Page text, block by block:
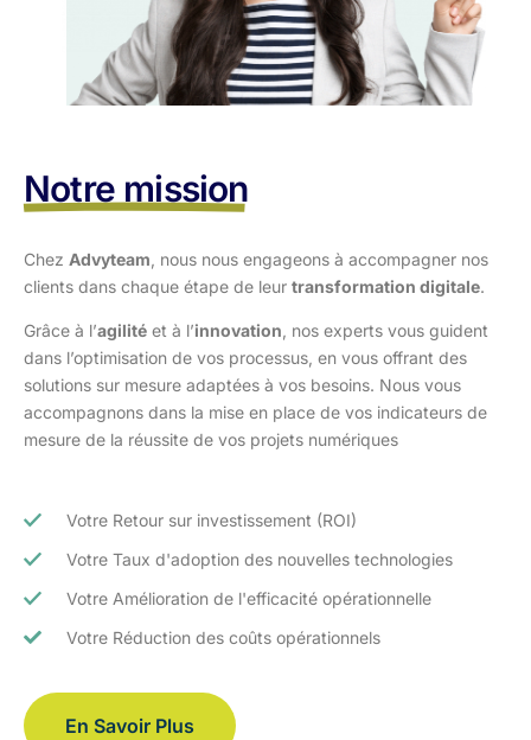
Notre mission
Chez Advyteam , nous nous engageons à accompagner nos
clients dans chaque étape de leur transformation digitale.
Grâce à l’agilité et à l’innovation , nos experts vous guident
dans l’optimisation de vos processus, en vous offrant des
solutions sur mesure adaptées à vos besoins. Nous vous
accompagnons dans la mise en place de vos indicateurs de
mesure de la réussite de vos projets numériques
Votre Retour sur investissement (ROI)
Votre Taux d'adoption des nouvelles technologies
Votre Amélioration de l'efficacité opérationnelle
Votre Réduction des coûts opérationnels
En Savoir Plus